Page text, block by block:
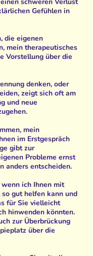
Gefühlen in
die eigenen
mein therapeutisches
Vorstellung über die
denken, oder
zeigt sich oft am
und neue
mein
im Erstgespräch
gibt zur
Probleme ernst
anders entscheiden.
ich Ihnen mit
gut helfen kann und
für Sie vielleicht
hinwenden könnten.
zur Überbrückung
über die